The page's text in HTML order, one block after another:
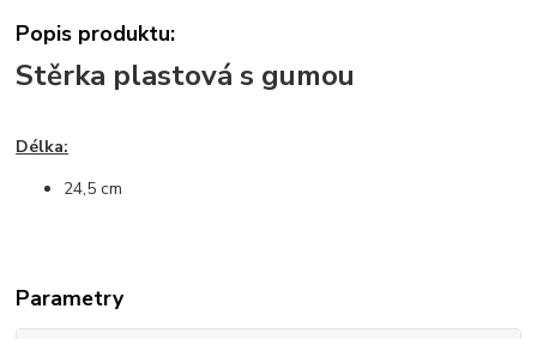
Popis produktu:
Stěrka plastová s gumou
Délka:
24,5 cm
Parametry